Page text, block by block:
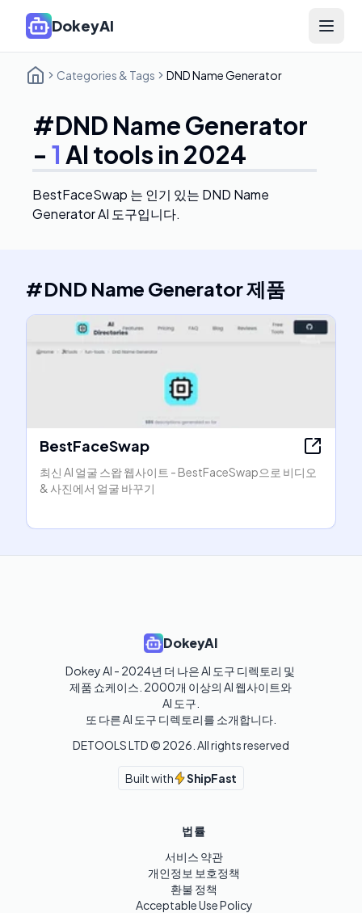
DokeyAI Open
Categories & Tags DND Name Generator
#DND Name Generator
- 1 AI tools in 2024
BestFaceSwap 는 인기 있는 DND Name
Generator AI 도구입니다.
#DND Name Generator제품
BestFaceSwap
최신 AI 얼굴 스왑 웹사이트 - BestFaceSwap으로 비디오
& 사진에서 얼굴 바꾸기
DokeyAI
Dokey AI - 2024년 더 나은 AI 도구 디렉토리 및
제품 쇼케이스. 2000개 이상의 AI 웹사이트와
AI 도구.
또 다른 AI 도구 디렉토리를 소개합니다.
DETOOLS LTD © 2026 . All rights reserved
Built with ShipFast
법률
서비스 약관
개인정보 보호정책
환불 정책
Acceptable Use Policy